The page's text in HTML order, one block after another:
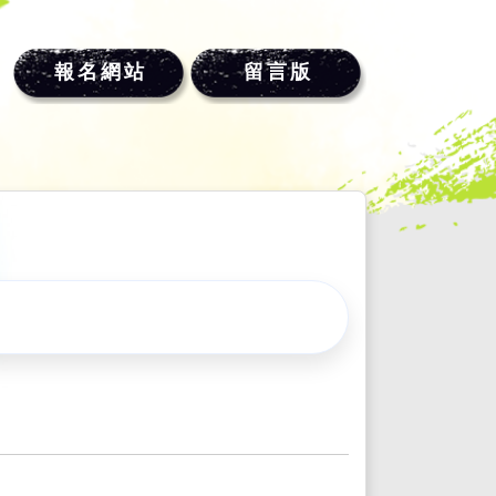
報名網站 留言版